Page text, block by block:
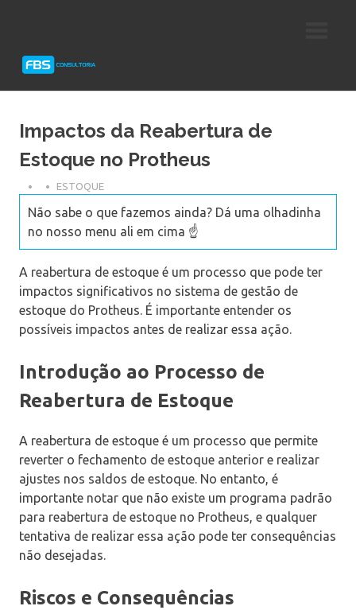
Protheus
Impactos da Reabertura de
Estoque no Protheus
ESTOQUE
Não sabe o que fazemos ainda? Dá uma olhadinha
no nosso menu ali em cima ☝️
A reabertura de estoque é um processo que pode ter
impactos significativos no sistema de gestão de
estoque do Protheus. É importante entender os
possíveis impactos antes de realizar essa ação.
Introdução ao Processo de
Reabertura de Estoque
A reabertura de estoque é um processo que permite
reverter o fechamento de estoque anterior e realizar
ajustes nos saldos de estoque. No entanto, é
importante notar que não existe um programa padrão
para reabertura de estoque no Protheus, e qualquer
tentativa de realizar essa ação pode ter consequências
não desejadas.
Riscos e Consequências